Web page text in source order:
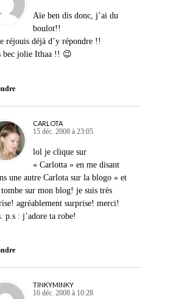
Aïe ben dis donc, j’ai du
boulot!!
réjouis déjà d’y répondre !!
bec jolie Ithaa !! 😉
CARLOTA
15 déc. 2008 à 23:05
lol je clique sur
« Carlotta » en me disant
une autre Carlota sur la blogo » et
sur mon blog! je suis très
agréablement surprise! merci!
p.s : j’adore ta robe!
TINKYMINKY
16 déc. 2008 à 10:28